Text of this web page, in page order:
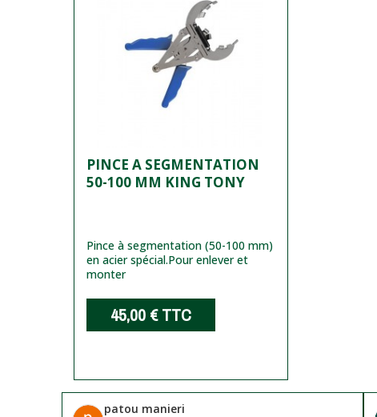
PINCE A SEGMENTATION
50-100 MM KING TONY
Pince à segmentation (50-100 mm)
en acier spécial.Pour enlever et
monter
45,00 €TTC
patou manieri